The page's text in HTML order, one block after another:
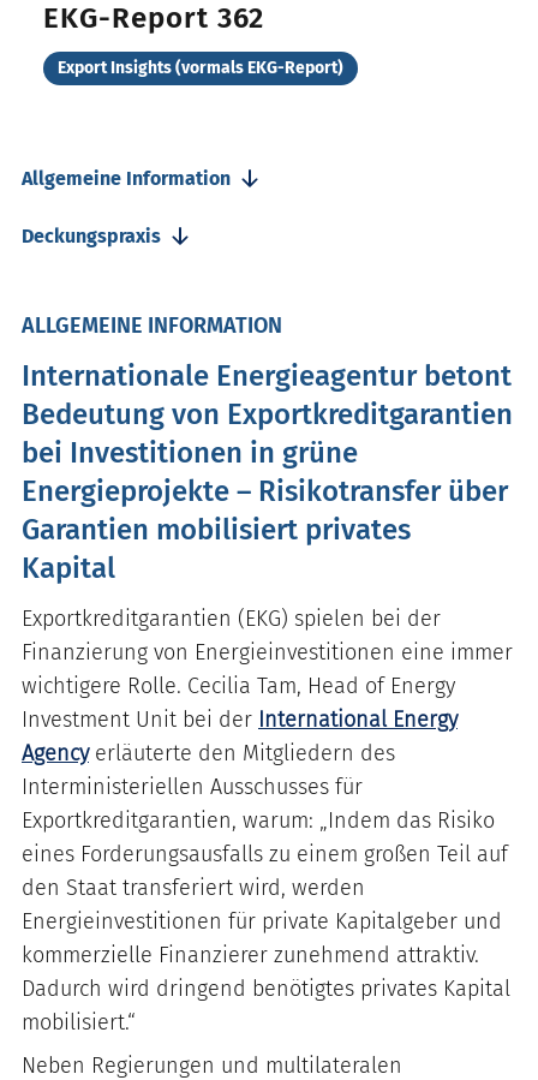
EKG-Report 362
Export Insights (vormals EKG-Report)
Allgemeine Information
Deckungspraxis
ALLGEMEINE INFORMATION
Internationale Energieagentur betont
Bedeutung von Exportkreditgarantien
bei Investitionen in grüne
Energieprojekte – Risikotransfer über
Garantien mobilisiert privates
Kapital
Exportkreditgarantien (EKG) spielen bei der
Finanzierung von Energieinvestitionen eine immer
wichtigere Rolle. Cecilia Tam, Head of Energy
Investment Unit bei der International Energy
Agencyerläuterte den Mitgliedern des
Interministeriellen Ausschusses für
Exportkreditgarantien, warum: „Indem das Risiko
eines Forderungsausfalls zu einem großen Teil auf
den Staat transferiert wird, werden
Energieinvestitionen für private Kapitalgeber und
kommerzielle Finanzierer zunehmend attraktiv.
Dadurch wird dringend benötigtes privates Kapital
mobilisiert.“
Neben Regierungen und multilateralen